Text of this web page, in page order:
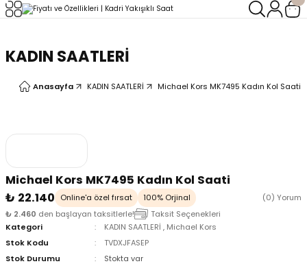
KADIN SAATLERİ
Anasayfa KADIN SAATLERİ Michael Kors MK7495 Kadın Kol Saati
Michael Kors MK7495 Kadın Kol Saati
₺ 22.140
Online'a özel fırsat 100% Orjinal
(0) Yorum
₺ 2.460 den başlayan taksitlerle!
Taksit Seçenekleri
Kategori
KADIN SAATLERİ , Michael Kors
Stok Kodu
TVDXJFASEP
Stok Durumu
Stokta var
Geri Dön
Geri Dön